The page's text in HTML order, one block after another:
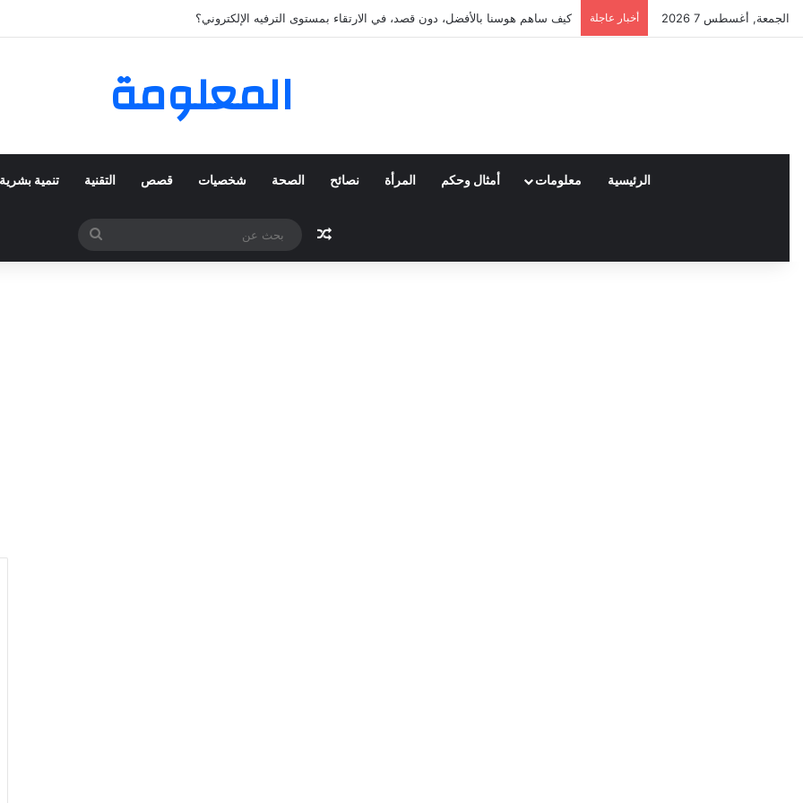
الجمعة, أغسطس 7 2026 أخبار عاجلة العملاء واختياراتهم لمنتجات نايكي المفضلة عبر ترينديول: استكشاف رحلة التسوق الذكي.
المعلومة
الرئيسية معلومات أمثال وحكم المرأة نصائح الصحة شخصيات قصص التقنية تنمية بشرية
مقال عشوائي
بحث
عن